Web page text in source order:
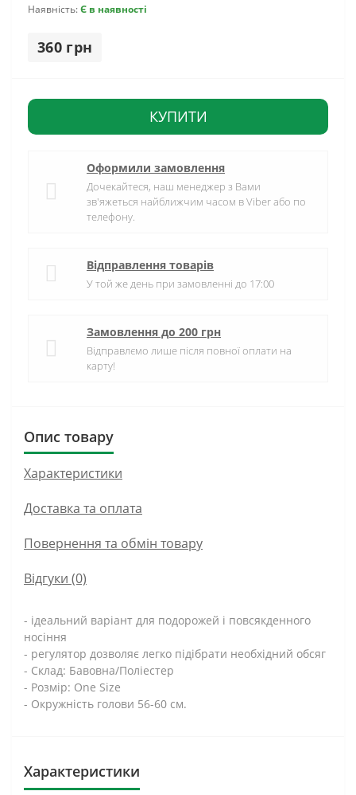
Наявність:Є в наявності
360 грн
КУПИТИ
Оформили замовлення
Дочекайтеся, наш менеджер з Вами
зв'яжеться найближчим часом в Viber або по
телефону.
Відправлення товарів
У той же день при замовленні до 17:00
Замовлення до 200 грн
Відправлємо лише після повної оплати на
карту!
Опис товару
Характеристики
Доставка та оплата
Повернення та обмін товару
Відгуки (0)
- ідеальний варіант для подорожей і повсякденного
носіння
- регулятор дозволяє легко підібрати необхідний обсяг
- Склад: Бавовна/Поліестер
- Розмір: One Size
- Окружність голови 56-60 см.
Характеристики